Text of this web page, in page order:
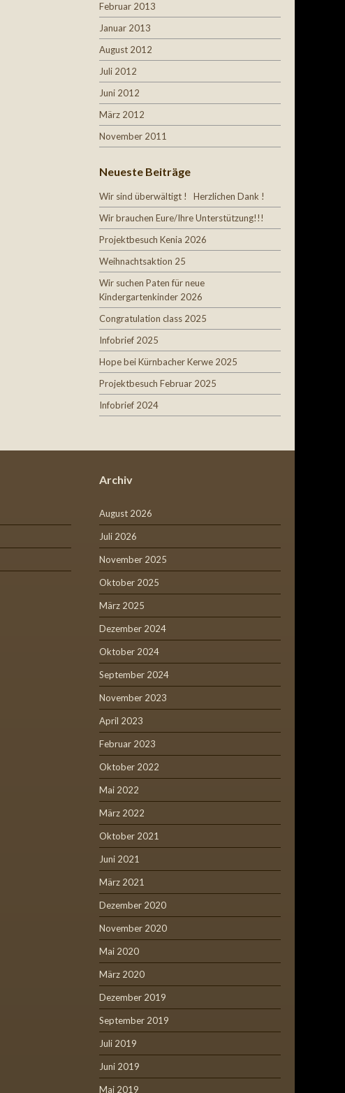
Februar 2013
Januar 2013
August 2012
Juli 2012
Juni 2012
März 2012
November 2011
Neueste Beiträge
Wir sind überwältigt ! Herzlichen Dank !
Wir brauchen Eure/Ihre Unterstützung!!!
Projektbesuch Kenia 2026
Weihnachtsaktion 25
Wir suchen Paten für neue
Kindergartenkinder 2026
Congratulation class 2025
Infobrief 2025
Hope bei Kürnbacher Kerwe 2025
Projektbesuch Februar 2025
Infobrief 2024
Archiv
August 2026
Juli 2026
November 2025
Oktober 2025
März 2025
Dezember 2024
Oktober 2024
September 2024
November 2023
April 2023
Februar 2023
Oktober 2022
Mai 2022
März 2022
Oktober 2021
Juni 2021
März 2021
Dezember 2020
November 2020
Mai 2020
März 2020
Dezember 2019
September 2019
Juli 2019
Juni 2019
Mai 2019